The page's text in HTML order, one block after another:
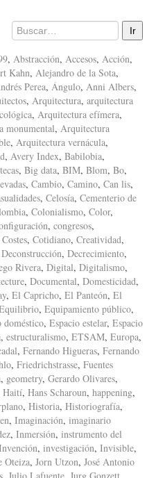
, Abstracción, Accesos, Acción,
Kahn, Alejandro de la Sota,
Perea, Ángulo, Anni Albers,
, Arquitectura, arquitectura
, Arquitectura efímera,
monumental, Arquitectura
, Arquitectura vernácula,
, Avery Index, Babilobia,
, Big data, BIM, Blom, Bo,
, Cambio, Camino, Can lis,
, Celosía, Cementerio de
, Colonialismo, Color,
, congresos,
Costes, Cotidiano, Creatividad,
Deconstrucción, Decrecimiento,
Rivera, Digital, Digitalismo,
, Documental, Domesticidad,
, El Capricho, El Panteón, El
, Equipamiento público,
doméstico, Espacio estelar, Espacio
, estructuralismo, ETSAM, Europa,
, Fernando Higueras, Fernando
, Friedrichstrasse, Fuentes
, geometry, Gerardo Olivares,
Haití, Hans Scharoun, happening,
, Historia, Historiografía,
, Imaginación, imaginario
, Inmersión, instrumento del
, investigación, Invisible,
Oteiza, Jorn Utzon, José Antonio